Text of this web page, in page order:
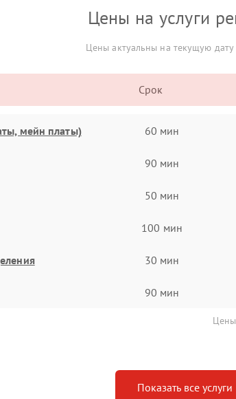
Цены на услуги
Цены актуальны на текущую дату
Срок
мейн платы) 60 мин
90 мин
50 мин
100 мин
30 мин
90 мин
Цены
Показать все услуги